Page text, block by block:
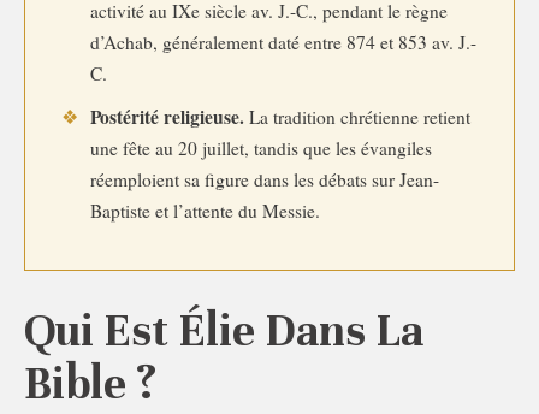
activité au IXe siècle av. J.-C., pendant le règne
d’Achab, généralement daté entre 874 et 853 av. J.-
C.
❖ Postérité religieuse. La tradition chrétienne retient
une fête au 20 juillet, tandis que les évangiles
réemploient sa figure dans les débats sur Jean-
Baptiste et l’attente du Messie.
Qui Est Élie Dans La
Bible ?